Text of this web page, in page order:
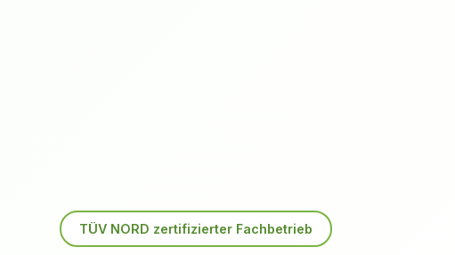
TÜV NORD zertifizierter Fachbetrieb